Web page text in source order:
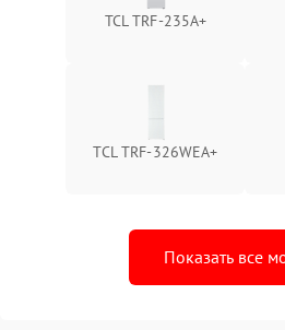
TCL TRF-235A+
TCL TRF-326WEA+
Показать все